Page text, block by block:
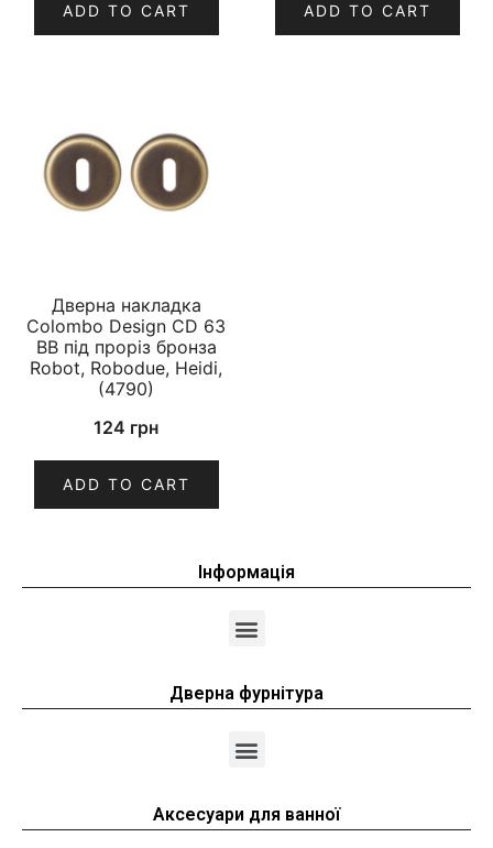
ADD TO CART ADD TO CART
Дверна накладка
Colombo Design CD 63
BB під проріз бронза
Robot, Robodue, Heidi,
(4790)
124 грн
ADD TO CART
Інформація
Дверна фурнітура
Аксесуари для ванної